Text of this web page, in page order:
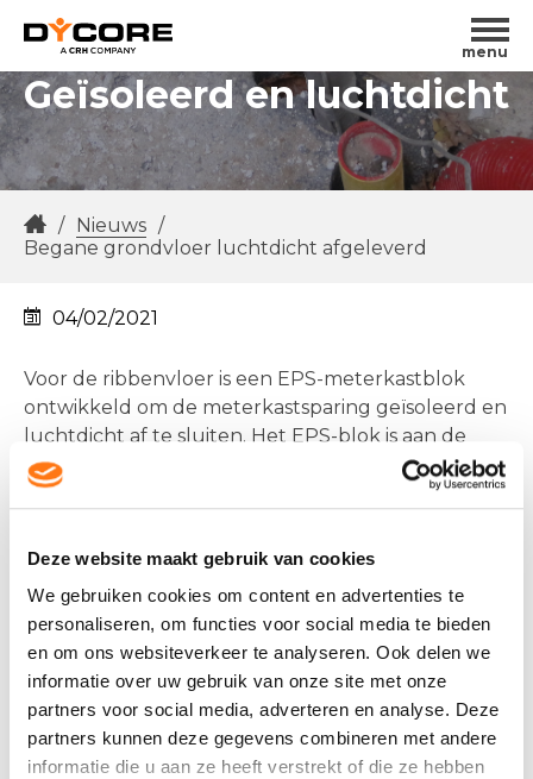
Deze website maakt gebruik van cookies
We gebruiken cookies om content en advertenties te
personaliseren, om functies voor social media te bieden
en om ons websiteverkeer te analyseren. Ook delen we
informatie over uw gebruik van onze site met onze
partners voor social media, adverteren en analyse. Deze
partners kunnen deze gegevens combineren met andere
informatie die u aan ze heeft verstrekt of die ze hebben
menu
Geïsoleerd en luchtdicht
/ Nieuws /
Begane grondvloer luchtdicht afgeleverd
04/02/2021
Voor de ribbenvloer is een EPS-meterkastblok
ontwikkeld om de meterkastsparing geïsoleerd en
luchtdicht af te sluiten. Het EPS-blok is aan de
onderzijde geheel dicht. Ter plaatse van de
uitsparingen zit nog 2 cm EPS, wat eenvoudig
juiste plaatsing in de meterkastsparing. Ter plaatse
het blok te voorzien van purschuim.
Er zijn twee varianten leverbaar: een standaard
blok en een blok voor de stadsverwarming. De
meterkastblokken zijn zowel links als rechts te
gebruiken.